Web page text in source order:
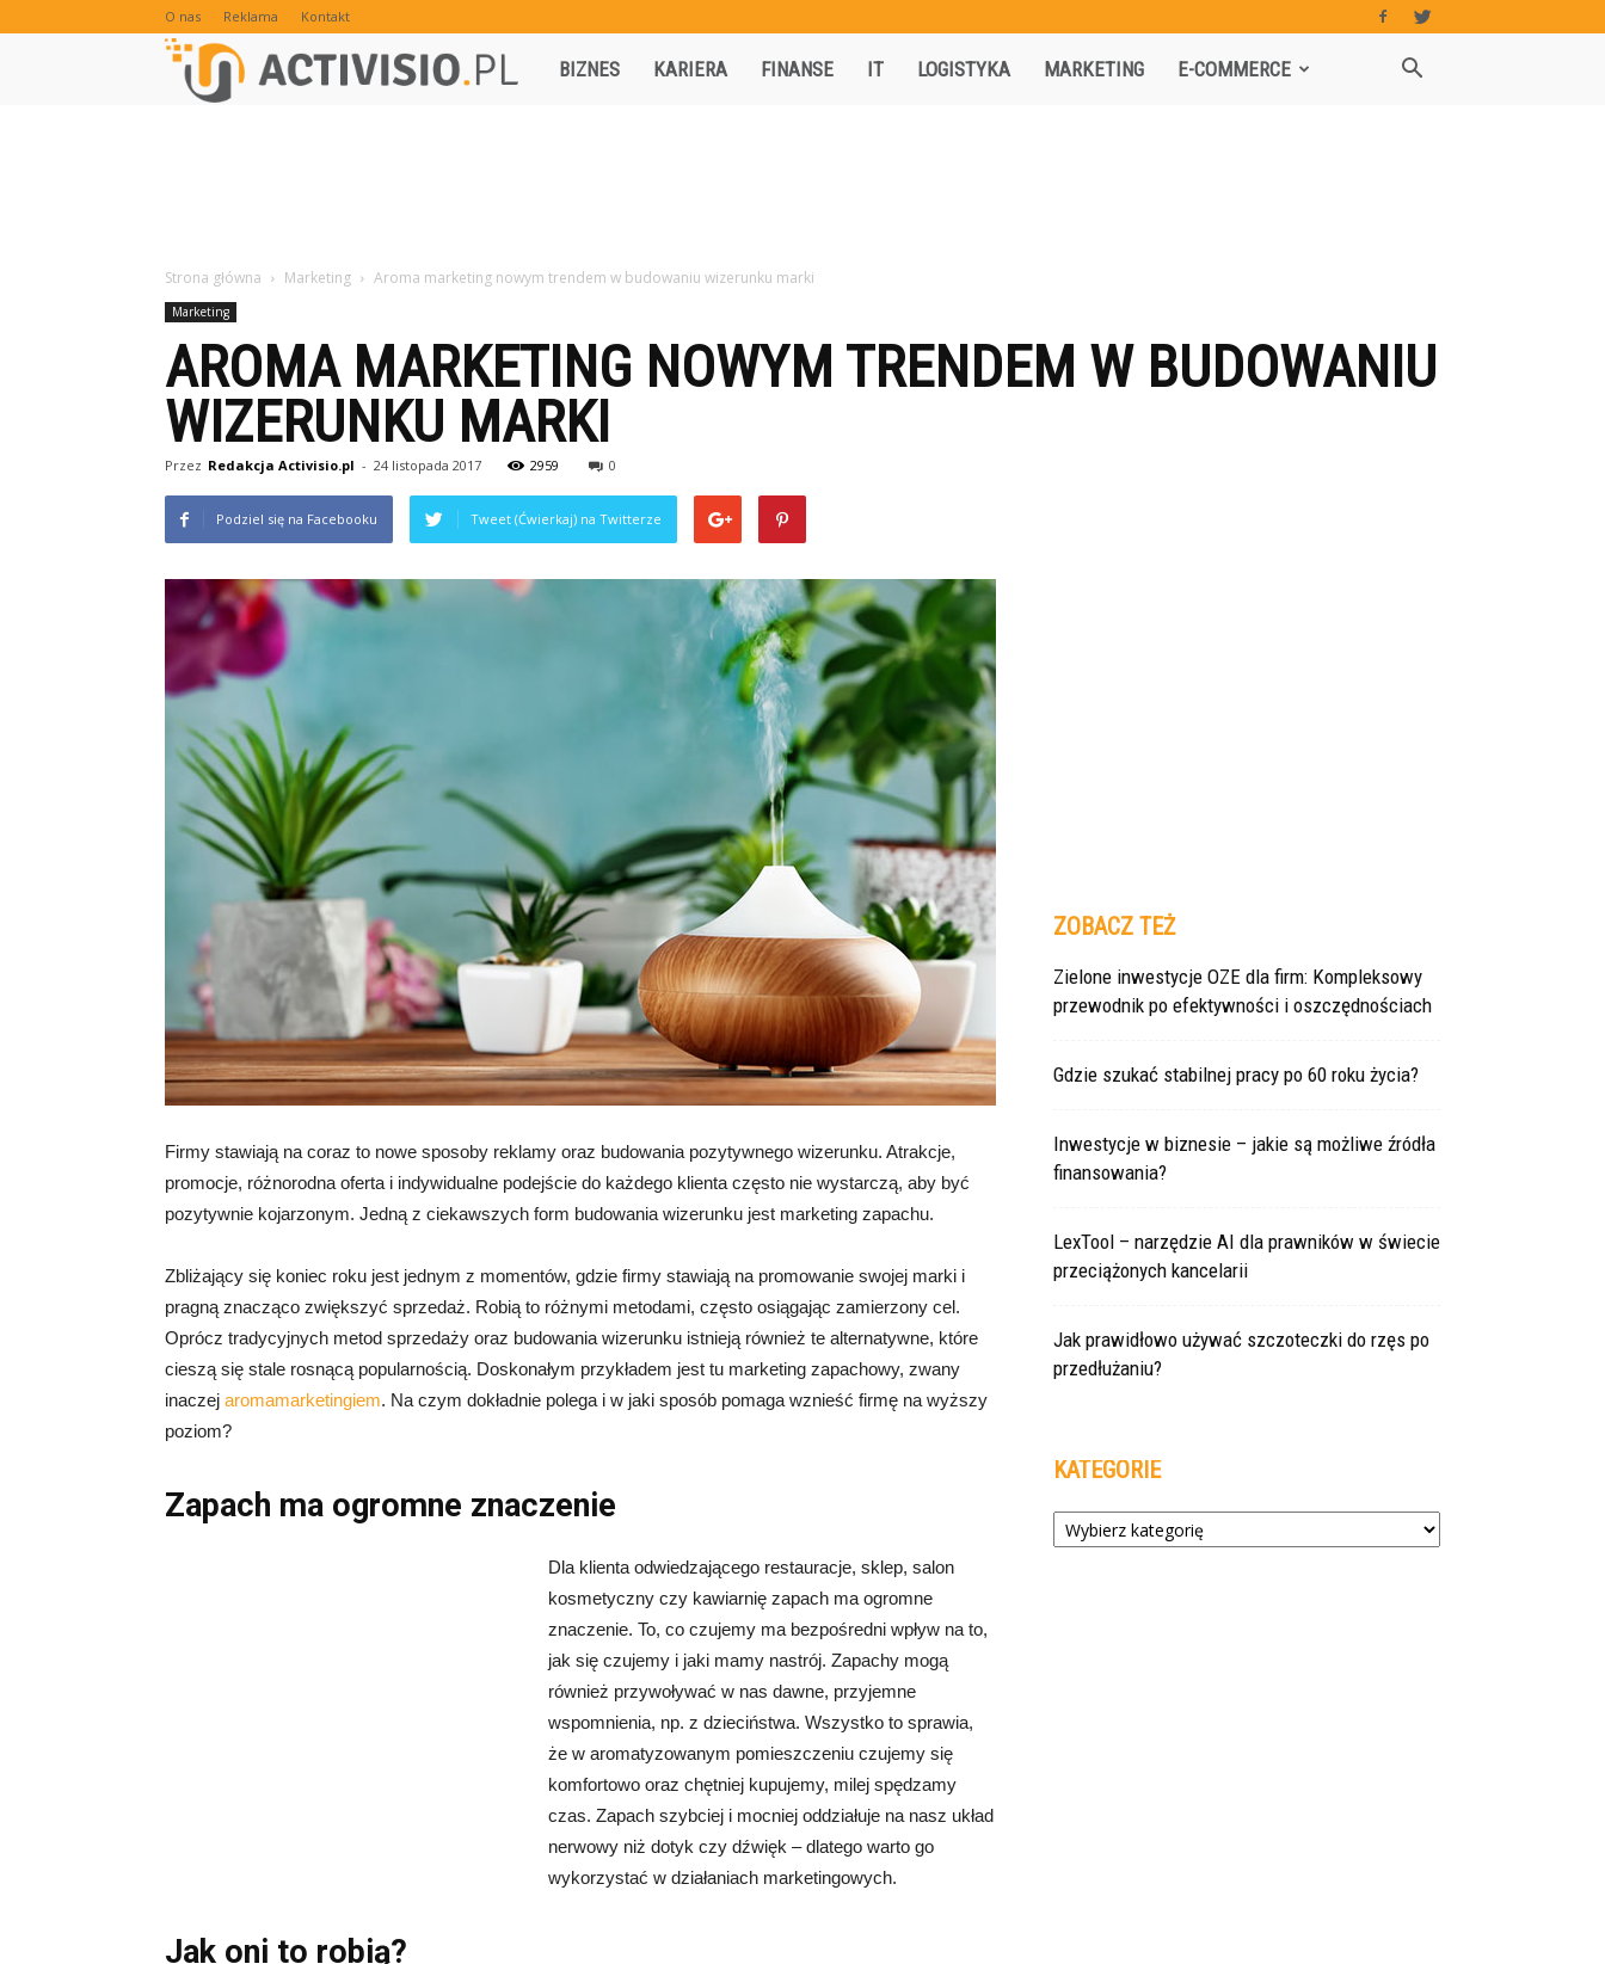
O nas Reklama Kontakt
Activisio.pl
BIZNES KARIERA FINANSE IT LOGISTYKA MARKETING E-COMMERCE
Strona główna Marketing Aroma marketing nowym trendem w budowaniu wizerunku marki
Marketing
AROMA MARKETING NOWYM TRENDEM W BUDOWANIU
WIZERUNKU MARKI
Przez Redakcja Activisio.pl - 24 listopada 2017 2959 0
Podziel się na Facebooku Tweet (Ćwierkaj) na Twitterze
Firmy stawiają na coraz to nowe sposoby reklamy oraz budowania pozytywnego wizerunku. Atrakcje,
promocje, różnorodna oferta i indywidualne podejście do każdego klienta często nie wystarczą, aby być
pozytywnie kojarzonym. Jedną z ciekawszych form budowania wizerunku jest marketing zapachu.
Zbliżający się koniec roku jest jednym z momentów, gdzie firmy stawiają na promowanie swojej marki i
pragną znacząco zwiększyć sprzedaż. Robią to różnymi metodami, często osiągając zamierzony cel.
Oprócz tradycyjnych metod sprzedaży oraz budowania wizerunku istnieją również te alternatywne, które
cieszą się stale rosnącą popularnością. Doskonałym przykładem jest tu marketing zapachowy, zwany
inaczej aromamarketingiem. Na czym dokładnie polega i w jaki sposób pomaga wznieść firmę na wyższy
poziom?
Zapach ma ogromne znaczenie
Dla klienta odwiedzającego restauracje, sklep, salon
kosmetyczny czy kawiarnię zapach ma ogromne
znaczenie. To, co czujemy ma bezpośredni wpływ na to,
jak się czujemy i jaki mamy nastrój. Zapachy mogą
również przywoływać w nas dawne, przyjemne
wspomnienia, np. z dzieciństwa. Wszystko to sprawia,
że w aromatyzowanym pomieszczeniu czujemy się
komfortowo oraz chętniej kupujemy, milej spędzamy
czas. Zapach szybciej i mocniej oddziałuje na nasz układ
nerwowy niż dotyk czy dźwięk – dlatego warto go
wykorzystać w działaniach marketingowych.
Jak oni to robią?
ZOBACZ TEŻ
Zielone inwestycje OZE dla firm: Kompleksowy
przewodnik po efektywności i oszczędnościach
Gdzie szukać stabilnej pracy po 60 roku życia?
Inwestycje w biznesie – jakie są możliwe źródła
finansowania?
LexTool – narzędzie AI dla prawników w świecie
przeciążonych kancelarii
Jak prawidłowo używać szczoteczki do rzęs po
przedłużaniu?
KATEGORIE
Kategorie